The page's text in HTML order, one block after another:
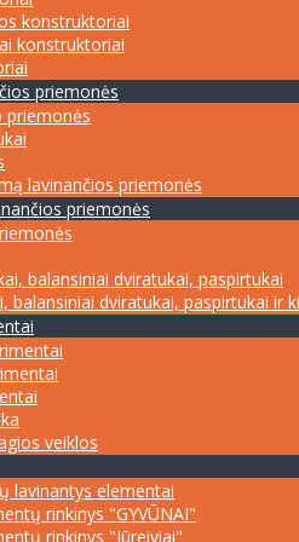
konstruktoriai
konstruktoriai
priemonės
priemonės
lavinančios priemonės
priemonės
balansiniai dviratukai, paspirtukai
balansiniai dviratukai, paspirtukai ir
veiklos
lavinantys elementai
rinkinys "GYVŪNAI"
rinkinys "Jūreiviai"